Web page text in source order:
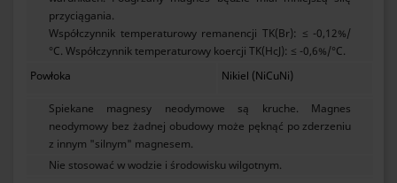
przyciągania.
Współczynnik temperaturowy remanencji TK(Br): ≤ -0,12%/
°C. Współczynnik temperaturowy koercji TK(HcJ): ≤ -0,6%/°C.
Powłoka
Nikiel (NiCuNi)
Spiekane magnesy neodymowe są kruche. Magnes
neodymowy bez żadnej obudowy może pęknąć po zderzeniu
z innym "silnym" magnesem.
Nie stosować w wodzie i środowisku wilgotnym.